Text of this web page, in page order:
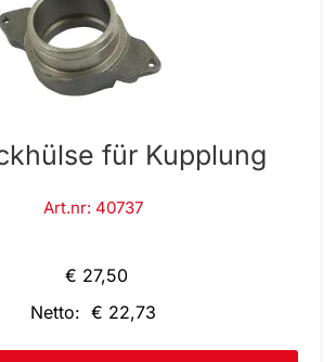
für Kupplung
Art.nr: 40737
€ 27,50
Netto: € 22,73